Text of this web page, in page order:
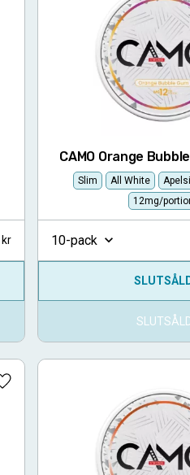
CAMO Orange
Slim All White
12mg/
10-pack
Lägg till i favoriter